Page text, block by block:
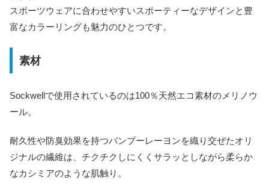
スポーツウェアに合わせやすいスポーティーなデザインと豊
富なカラーリングも魅力のひとつです。
素材
Sockwellで使用されているのは100％天然エコ素材のメリノウ
ール。
耐久性や防臭効果を持つバンブーレーヨンを織り交ぜたオリ
ジナルの繊維は、チクチクしにくくサラッとしながら柔らか
なカシミアのような肌触り。